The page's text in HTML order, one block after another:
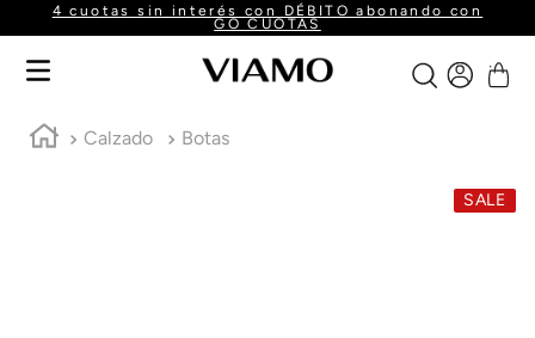
4 cuotas sin interés con DÉBITO abonando con
GO CUOTAS
Calzado Botas
SALE